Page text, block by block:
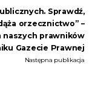
Sprawdź,
orzecznictwo” –
prawników
Gazecie Prawnej
Następna publikacja